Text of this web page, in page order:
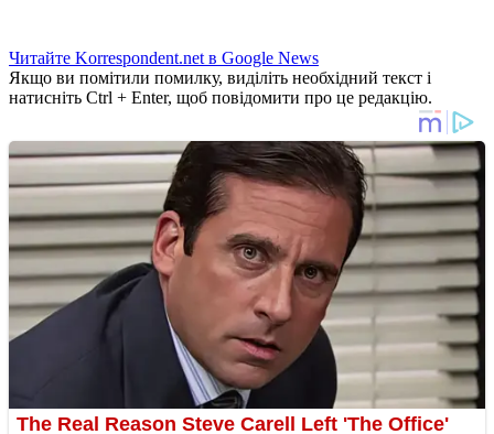
Читайте Korrespondent.net в Google News
Якщо ви помітили помилку, виділіть необхідний текст і
натисніть Ctrl + Enter, щоб повідомити про це редакцію.